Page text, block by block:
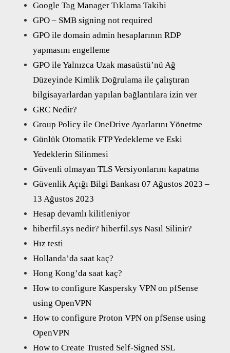
Google Tag Manager Tıklama Takibi
GPO – SMB signing not required
GPO ile domain admin hesaplarının RDP
yapmasını engelleme
GPO ile Yalnızca Uzak masaüstü’nü Ağ
Düzeyinde Kimlik Doğrulama ile çalıştıran
bilgisayarlardan yapılan bağlantılara izin ver
GRC Nedir?
Group Policy ile OneDrive Ayarlarını Yönetme
Günlük Otomatik FTP Yedekleme ve Eski
Yedeklerin Silinmesi
Güvenli olmayan TLS Versiyonlarını kapatma
Güvenlik Açığı Bilgi Bankası 07 Ağustos 2023 –
13 Ağustos 2023
Hesap devamlı kilitleniyor
hiberfil.sys nedir? hiberfil.sys Nasıl Silinir?
Hız testi
Hollanda’da saat kaç?
Hong Kong’da saat kaç?
How to configure Kaspersky VPN on pfSense
using OpenVPN
How to configure Proton VPN on pfSense using
OpenVPN
How to Create Trusted Self-Signed SSL